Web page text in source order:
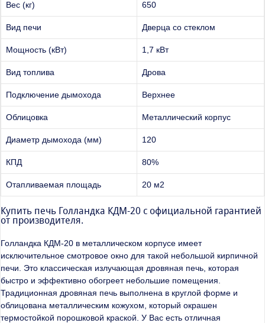
Вес (кг) 650
Вид печи Дверца со стеклом
Мощность (кВт) 1,7 кВт
Вид топлива Дрова
Подключение дымохода Верхнее
Облицовка Металлический корпус
Диаметр дымохода (мм) 120
КПД 80%
Отапливаемая площадь 20 м2
Купить печь Голландка КДМ-20 с официальной гарантией
от производителя.
Голландка КДМ-20 в металлическом корпусе имеет
исключительное смотровое окно для такой небольшой кирпичной
печи. Это классическая излучающая дровяная печь, которая
быстро и эффективно обогреет небольшие помещения.
Традиционная дровяная печь выполнена в круглой форме и
облицована металлическим кожухом, который окрашен
термостойкой порошковой краской. У Вас есть отличная